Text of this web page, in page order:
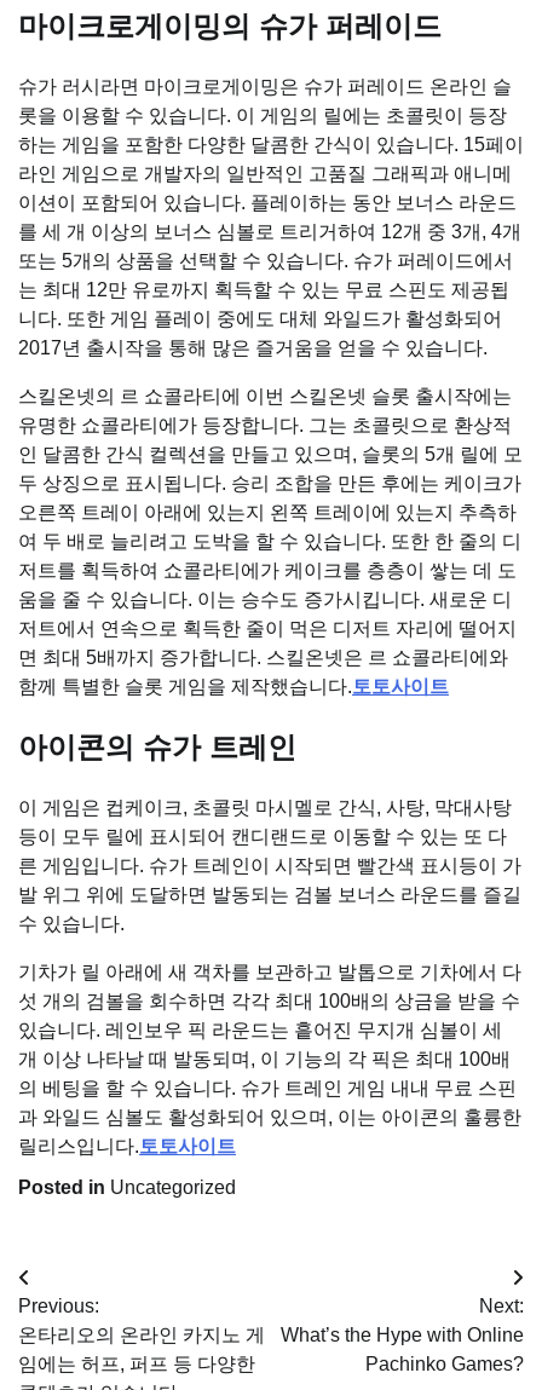
마이크로게이밍의 슈가 퍼레이드
슈가 러시라면 마이크로게이밍은 슈가 퍼레이드 온라인 슬
롯을 이용할 수 있습니다. 이 게임의 릴에는 초콜릿이 등장
하는 게임을 포함한 다양한 달콤한 간식이 있습니다. 15페이
라인 게임으로 개발자의 일반적인 고품질 그래픽과 애니메
이션이 포함되어 있습니다. 플레이하는 동안 보너스 라운드
를 세 개 이상의 보너스 심볼로 트리거하여 12개 중 3개, 4개
또는 5개의 상품을 선택할 수 있습니다. 슈가 퍼레이드에서
는 최대 12만 유로까지 획득할 수 있는 무료 스핀도 제공됩
니다. 또한 게임 플레이 중에도 대체 와일드가 활성화되어
2017년 출시작을 통해 많은 즐거움을 얻을 수 있습니다.
스킬온넷의 르 쇼콜라티에 이번 스킬온넷 슬롯 출시작에는
유명한 쇼콜라티에가 등장합니다. 그는 초콜릿으로 환상적
인 달콤한 간식 컬렉션을 만들고 있으며, 슬롯의 5개 릴에 모
두 상징으로 표시됩니다. 승리 조합을 만든 후에는 케이크가
오른쪽 트레이 아래에 있는지 왼쪽 트레이에 있는지 추측하
여 두 배로 늘리려고 도박을 할 수 있습니다. 또한 한 줄의 디
저트를 획득하여 쇼콜라티에가 케이크를 층층이 쌓는 데 도
움을 줄 수 있습니다. 이는 승수도 증가시킵니다. 새로운 디
저트에서 연속으로 획득한 줄이 먹은 디저트 자리에 떨어지
면 최대 5배까지 증가합니다. 스킬온넷은 르 쇼콜라티에와
함께 특별한 슬롯 게임을 제작했습니다.토토사이트
아이콘의 슈가 트레인
이 게임은 컵케이크, 초콜릿 마시멜로 간식, 사탕, 막대사탕
등이 모두 릴에 표시되어 캔디랜드로 이동할 수 있는 또 다
른 게임입니다. 슈가 트레인이 시작되면 빨간색 표시등이 가
발 위그 위에 도달하면 발동되는 검볼 보너스 라운드를 즐길
수 있습니다.
기차가 릴 아래에 새 객차를 보관하고 발톱으로 기차에서 다
섯 개의 검볼을 회수하면 각각 최대 100배의 상금을 받을 수
있습니다. 레인보우 픽 라운드는 흩어진 무지개 심볼이 세
개 이상 나타날 때 발동되며, 이 기능의 각 픽은 최대 100배
의 베팅을 할 수 있습니다. 슈가 트레인 게임 내내 무료 스핀
과 와일드 심볼도 활성화되어 있으며, 이는 아이콘의 훌륭한
릴리스입니다.토토사이트
Posted in Uncategorized
Post
navigation
Previous:
온타리오의 온라인 카지노 게
임에는 허프, 퍼프 등 다양한
Next:
What’s the Hype with Online
Pachinko Games?